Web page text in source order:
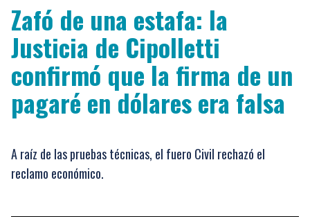
Zafó de una estafa: la
Justicia de Cipolletti
confirmó que la firma de un
pagaré en dólares era falsa
A raíz de las pruebas técnicas, el fuero Civil rechazó el
reclamo económico.